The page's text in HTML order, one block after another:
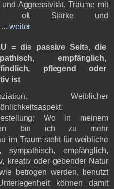
Aggressivität. Träume mit
oft Stärke und
weiter
= die passive Seite, die
empfänglich,
pflegend oder
ist
Weiblicher
Wo in meinem
bin ich zu mehr
im Traum steht für weibliche
empfänglich,
kreativ oder gebender Natur
betrogen werden, benutzt
können damit